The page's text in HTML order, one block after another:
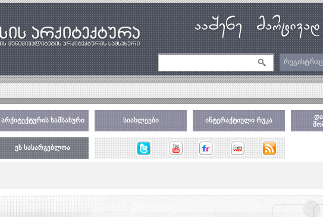
არქიტექტურის სამსახური სიახლეები ინტერაქტიული რუკა
ეს სასარგებლოა